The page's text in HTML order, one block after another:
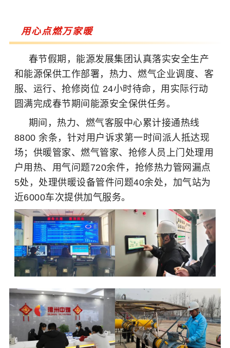
用心点燃万家暖
春节假期，能源发展集团认真落实安全生产
和能源保供工作部署，热力、燃气企业调度、客
服、运行、抢修岗位 24小时待命，用实际行动
圆满完成春节期间能源安全保供任务。
期间，热力、燃气客服中心累计接通热线
8800 余条，针对用户诉求第一时间派人抵达现
场；供暖管家、燃气管家、抢修人员上门处理用
户用热、用气问题720余件，抢修热力管网漏点
5处，处理供暖设备管件问题40余处，加气站为
近6000车次提供加气服务。